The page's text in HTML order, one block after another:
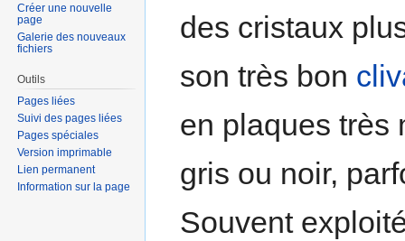
des cristaux
son très bon
en plaques très
gris ou noir,
Souvent
Créer une nouvelle
page
Galerie des nouveaux
fichiers
Outils
Pages liées
Suivi des pages liées
Pages spéciales
Version imprimable
Lien permanent
Information sur la page